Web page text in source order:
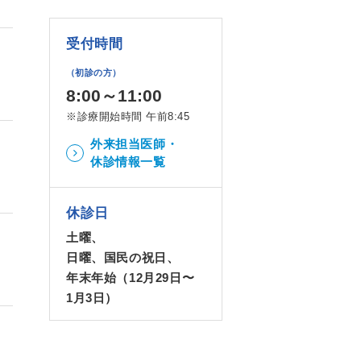
受付時間
（初診の方）
8:00～11:00
※診療開始時間 午前8:45
外来担当医師・
休診情報一覧
休診日
土曜、
日曜、国民の祝日、
年末年始（12月29日〜
1月3日）